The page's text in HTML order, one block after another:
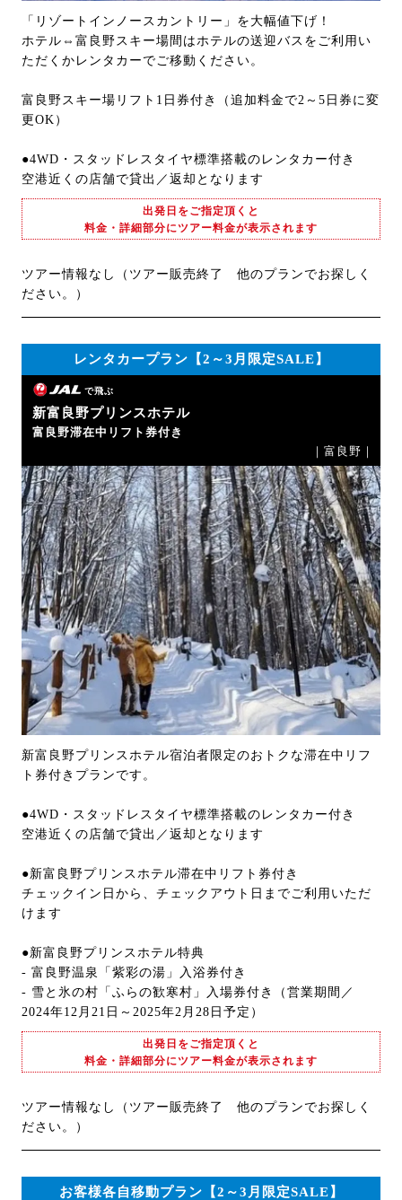
「リゾートインノースカントリー」を大幅値下げ！
ホテル⇔富良野スキー場間はホテルの送迎バスをご利用い
ただくかレンタカーでご移動ください。
富良野スキー場リフト1日券付き（追加料金で2～5日券に変
更OK）
●4WD・スタッドレスタイヤ標準搭載のレンタカー付き
空港近くの店舗で貸出／返却となります
出発日をご指定頂くと
料金・詳細部分にツアー料金が表示されます
ツアー情報なし（ツアー販売終了 他のプランでお探しく
ださい。）
レンタカープラン【2～3月限定SALE】
で飛ぶ
新富良野プリンスホテル
富良野滞在中リフト券付き
｜富良野｜
新富良野プリンスホテル宿泊者限定のおトクな滞在中リフ
ト券付きプランです。
●4WD・スタッドレスタイヤ標準搭載のレンタカー付き
空港近くの店舗で貸出／返却となります
●新富良野プリンスホテル滞在中リフト券付き
チェックイン日から、チェックアウト日までご利用いただ
けます
●新富良野プリンスホテル特典
- 富良野温泉「紫彩の湯」入浴券付き
- 雪と氷の村「ふらの歓寒村」入場券付き（営業期間／
2024年12月21日～2025年2月28日予定）
出発日をご指定頂くと
料金・詳細部分にツアー料金が表示されます
ツアー情報なし（ツアー販売終了 他のプランでお探しく
ださい。）
お客様各自移動プラン【2～3月限定SALE】